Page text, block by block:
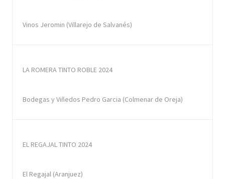
Vinos Jeromin (Villarejo de Salvanés)
LA ROMERA TINTO ROBLE 2024
Bodegas y Viñedos Pedro Garcia (Colmenar de Oreja)
EL REGAJAL TINTO 2024
El Regajal (Aranjuez)